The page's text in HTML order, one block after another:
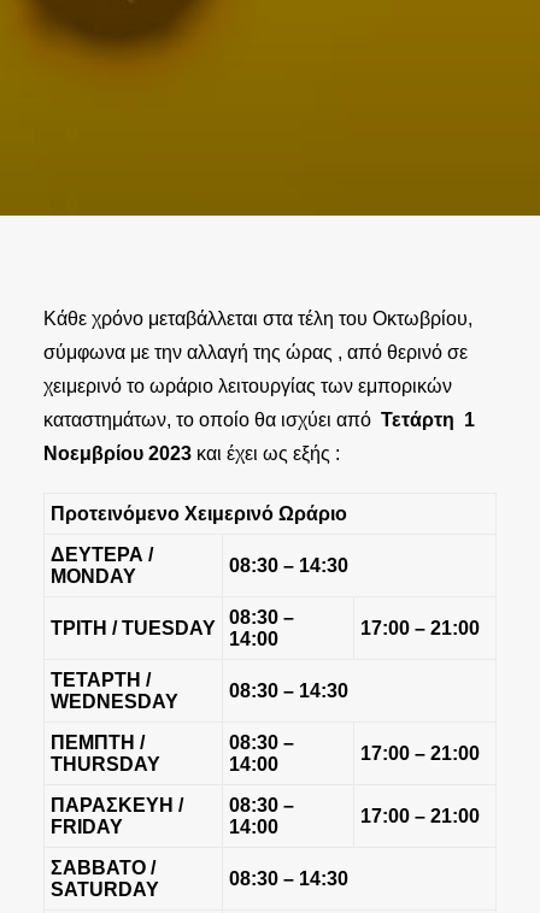
Κάθε χρόνο μεταβάλλεται στα τέλη του Οκτωβρίου,
σύμφωνα με την αλλαγή της ώρας , από θερινό σε
χειμερινό το ωράριο λειτουργίας των εμπορικών
καταστημάτων, το οποίο θα ισχύει από Τετάρτη 1
Νοεμβρίου 2023 και έχει ως εξής :
Προτεινόμενο Χειμερινό Ωράριο
ΔΕΥΤΕΡΑ /
MONDAY
08:30 – 14:30
ΤΡΙΤΗ /TUESDAY
08:30 –
14:00
17:00 – 21:00
ΤΕΤΑΡΤΗ /
WEDNESDAY
08:30 – 14:30
ΠΕΜΠΤΗ /
THURSDAY
08:30 –
14:00
17:00 – 21:00
ΠΑΡΑΣΚΕΥΗ /
FRIDAY
08:30 –
14:00
17:00 – 21:00
ΣΑΒΒΑΤΟ /
SATURDAY
08:30 – 14:30